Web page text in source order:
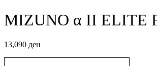
MIZUNO α II ELITE
13,090 ден